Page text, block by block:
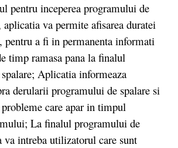
pentru inceperea programului de
aplicatia va permite afisarea duratei
pentru a fi in permanenta informati
timp ramasa pana la finalul
Aplicatia informeaza
derularii programului de spalare si
care apar in timpul
La finalul programului de
va intreba utilizatorul care sunt